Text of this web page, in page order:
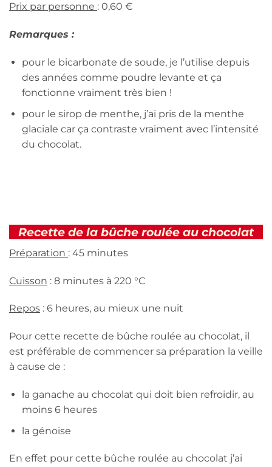
Prix par personne : 0,60 €
Remarques :
pour le bicarbonate de soude, je l’utilise depuis
des années comme poudre levante et ça
fonctionne vraiment très bien !
pour le sirop de menthe, j’ai pris de la menthe
glaciale car ça contraste vraiment avec l’intensité
du chocolat.
Recette de la bûche roulée au chocolat
Préparation : 45 minutes
Cuisson : 8 minutes à 220 °C
Repos : 6 heures, au mieux une nuit
Pour cette recette de bûche roulée au chocolat, il
est préférable de commencer sa préparation la veille
à cause de :
la ganache au chocolat qui doit bien refroidir, au
moins 6 heures
la génoise
En effet pour cette bûche roulée au chocolat j’ai